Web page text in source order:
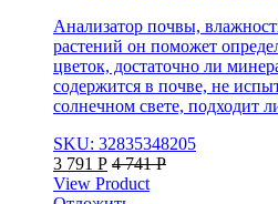
Анализатор почвы,
растений он поможет
цветок, достаточно ли
содержится в почве, не
солнечном свете, подходит
SKU: 32835348205
3 791 Р 4 741Р
View Product